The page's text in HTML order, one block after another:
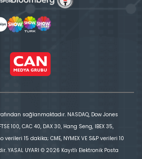
sağlanmaktadır. NASDAQ, Dow Jones
100, CAC 40, DAX 30, Hang Seng, IBEX 35,
verileri 15 dakika; CME, NYMEX VE S&P verileri 10
UYARI © 2026 Kayıtlı Elektronik Posta